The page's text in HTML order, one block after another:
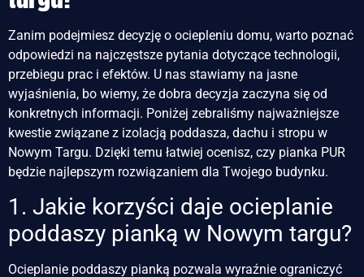
Zanim podejmiesz decyzję o ociepleniu domu, warto poznać
odpowiedzi na najczęstsze pytania dotyczące technologii,
przebiegu prac i efektów. U nas stawiamy na jasne
wyjaśnienia, bo wiemy, że dobra decyzja zaczyna się od
konkretnych informacji. Poniżej zebraliśmy najważniejsze
kwestie związane z izolacją poddasza, dachu i stropu w
Nowym Targu. Dzięki temu łatwiej ocenisz, czy pianka PUR
będzie najlepszym rozwiązaniem dla Twojego budynku.
1. Jakie korzyści daje ocieplanie
poddaszy pianką w Nowym targu?
Ocieplanie poddaszy pianką pozwala wyraźnie ograniczyć